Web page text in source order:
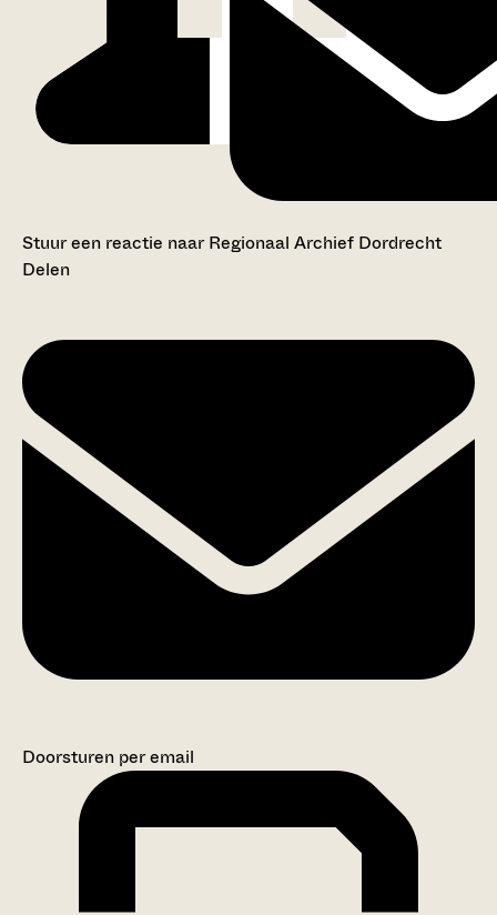
Stuur een reactie naar Regionaal Archief Dordrecht
Delen
Doorsturen per email